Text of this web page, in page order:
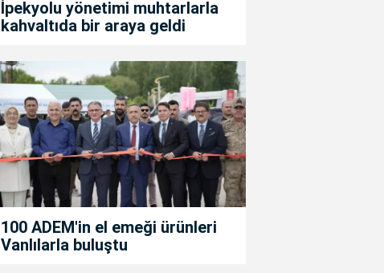
İpekyolu yönetimi muhtarlarla
kahvaltıda bir araya geldi
100 ADEM'in el emeği ürünleri
Vanlılarla buluştu